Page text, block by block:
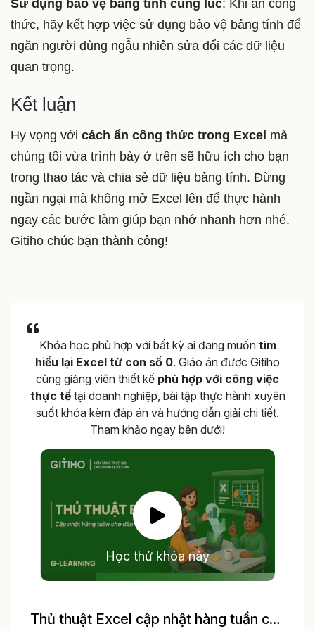
Sử dụng bảo vệ bảng tính cùng lúc: Khi ẩn công
thức, hãy kết hợp việc sử dụng bảo vệ bảng tính để
ngăn người dùng ngẫu nhiên sửa đổi các dữ liệu
quan trọng.
Kết luận
Hy vọng với cách ẩn công thức trong Excel mà
chúng tôi vừa trình bày ở trên sẽ hữu ích cho bạn
trong thao tác và chia sẻ dữ liệu bảng tính. Đừng
ngần ngại mà không mở Excel lên để thực hành
ngay các bước làm giúp bạn nhớ nhanh hơn nhé.
Gitiho chúc bạn thành công!
Khóa học phù hợp với bất kỳ ai đang muốn tìm
hiểu lại Excel từ con số 0. Giáo án được Gitiho
cùng giảng viên thiết kế phù hợp với công việc
thực tếtại doanh nghiệp, bài tập thực hành xuyên
suốt khóa kèm đáp án và hướng dẫn giải chi tiết.
Tham khảo ngay bên dưới!
Học thử khóa này
Thủ thuật Excel cập nhật hàng tuần cho